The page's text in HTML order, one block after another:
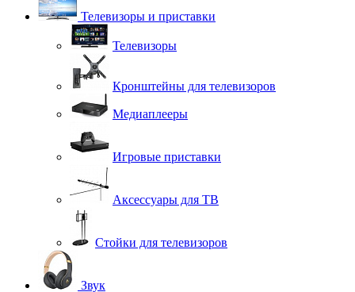
Телевизоры и приставки
Телевизоры
Кронштейны для телевизоров
Медиаплееры
Игровые приставки
Аксессуары для ТВ
Стойки для телевизоров
Звук